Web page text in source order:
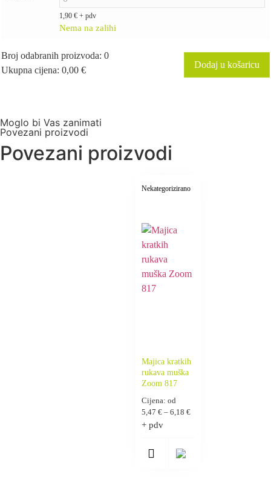
1,90 € + pdv
Nema na zalihi
Broj odabranih proizvoda: 0
Ukupna cijena: 0,00 €
Dodaj u košaricu
Moglo bi Vas zanimati
Povezani proizvodi
Povezani proizvodi
Nekategorizirano
Majica kratkih
rukava muška
Zoom 817
Cijena: od
5,47 € – 6,18 €
+ pdv